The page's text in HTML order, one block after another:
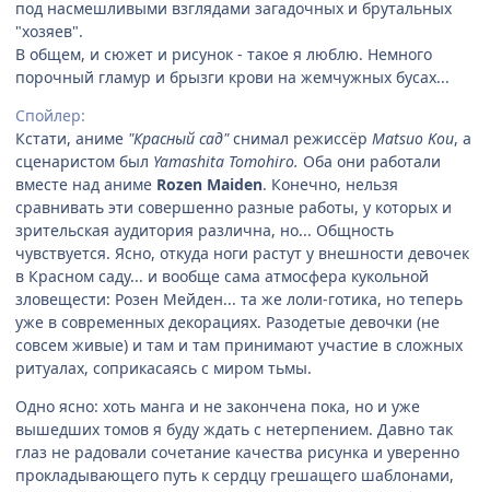
под насмешливыми взглядами загадочных и брутальных
"хозяев".
В общем, и сюжет и рисунок - такое я люблю. Немного
порочный гламур и брызги крови на жемчужных бусах...
Спойлер:
Кстати, аниме "Красный сад"снимал режиссёр Matsuo Kou, а
сценаристом был Yamashita Tomohiro. Оба они работали
вместе над аниме Rozen Maiden. Конечно, нельзя
сравнивать эти совершенно разные работы, у которых и
зрительская аудитория различна, но... Общность
чувствуется. Ясно, откуда ноги растут у внешности девочек
в Красном саду... и вообще сама атмосфера кукольной
зловещести: Розен Мейден... та же лоли-готика, но теперь
уже в современных декорациях. Разодетые девочки (не
совсем живые) и там и там принимают участие в сложных
ритуалах, соприкасаясь с миром тьмы.
Одно ясно: хоть манга и не закончена пока, но и уже
вышедших томов я буду ждать с нетерпением. Давно так
глаз не радовали сочетание качества рисунка и уверенно
прокладывающего путь к сердцу грешащего шаблонами,